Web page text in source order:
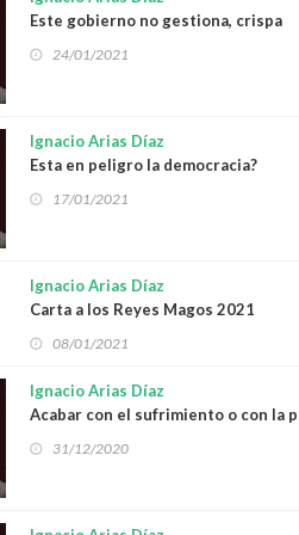
Este gobierno no gestiona, crispa
24/01/2021
Ignacio Arias Díaz
Esta en peligro la democracia?
17/01/2021
Ignacio Arias Díaz
Carta a los Reyes Magos 2021
08/01/2021
Ignacio Arias Díaz
Acabar con el sufrimiento o con la
31/12/2020